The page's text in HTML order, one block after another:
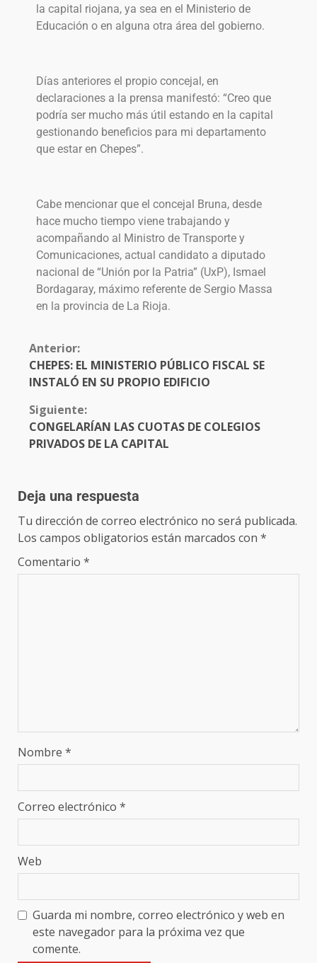
la capital riojana, ya sea en el Ministerio de
Educación o en alguna otra área del gobierno.
Días anteriores el propio concejal, en
declaraciones a la prensa manifestó: “Creo que
podría ser mucho más útil estando en la capital
gestionando beneficios para mi departamento
que estar en Chepes”.
Cabe mencionar que el concejal Bruna, desde
hace mucho tiempo viene trabajando y
acompañando al Ministro de Transporte y
Comunicaciones, actual candidato a diputado
nacional de “Unión por la Patria” (UxP), Ismael
Bordagaray, máximo referente de Sergio Massa
en la provincia de La Rioja.
Anterior:
CHEPES: EL MINISTERIO PÚBLICO FISCAL SE
INSTALÓ EN SU PROPIO EDIFICIO
Siguiente:
CONGELARÍAN LAS CUOTAS DE COLEGIOS
PRIVADOS DE LA CAPITAL
Deja una respuesta
Tu dirección de correo electrónico no será publicada.
Los campos obligatorios están marcados con *
Comentario *
Nombre *
Correo electrónico *
Web
Guarda mi nombre, correo electrónico y web en
este navegador para la próxima vez que
comente.